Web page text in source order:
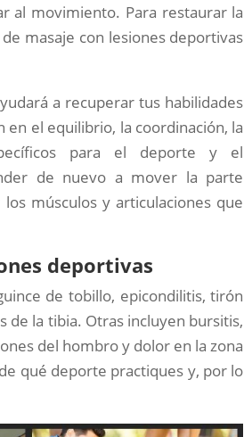
al movimiento. Para restaurar la
masaje con lesiones deportivas
a recuperar tus habilidades
el equilibrio, la coordinación, la
para el deporte y el
de nuevo a mover la parte
músculos y articulaciones que
deportivas
de tobillo, epicondilitis, tirón
de la tibia. Otras incluyen bursitis,
del hombro y dolor en la zona
qué deporte practiques y, por lo